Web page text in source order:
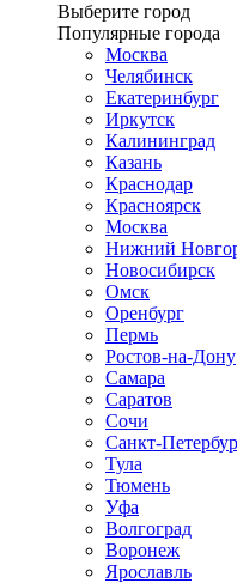
Выберите город
Популярные города
Москва
Челябинск
Екатеринбург
Иркутск
Калининград
Казань
Краснодар
Красноярск
Москва
Нижний
Новосибирск
Омск
Оренбург
Пермь
Ростов-на-Дону
Самара
Саратов
Сочи
Санкт-
Тула
Тюмень
Уфа
Волгоград
Воронеж
Ярославль